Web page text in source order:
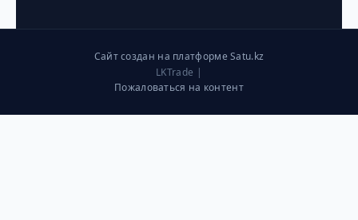
Сайт создан на платформе Satu.kz
LKTrade |
Пожаловаться на контент